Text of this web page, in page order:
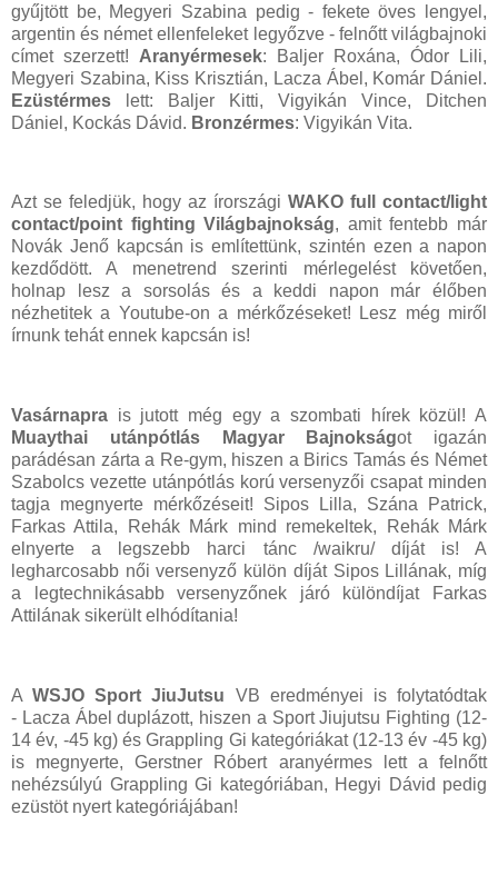
gyűjtött be, Megyeri Szabina pedig - fekete öves lengyel,
argentin és német ellenfeleket legyőzve - felnőtt világbajnoki
címet szerzett! Aranyérmesek: Baljer Roxána, Ódor Lili,
Megyeri Szabina, Kiss Krisztián, Lacza Ábel, Komár Dániel.
Ezüstérmes lett: Baljer Kitti, Vigyikán Vince, Ditchen
Dániel, Kockás Dávid. Bronzérmes: Vigyikán Vita.
Azt se feledjük, hogy az írországi WAKO full contact/light
contact/point fighting Világbajnokság, amit fentebb már
Novák Jenő kapcsán is említettünk, szintén ezen a napon
kezdődött. A menetrend szerinti mérlegelést követően,
holnap lesz a sorsolás és a keddi napon már élőben
nézhetitek a Youtube-on a mérkőzéseket! Lesz még miről
írnunk tehát ennek kapcsán is!
Vasárnapra is jutott még egy a szombati hírek közül! A
Muaythai utánpótlás Magyar Bajnokságot igazán
parádésan zárta a Re-gym, hiszen a Birics Tamás és Német
Szabolcs vezette utánpótlás korú versenyzői csapat minden
tagja megnyerte mérkőzéseit! Sipos Lilla, Szána Patrick,
Farkas Attila, Rehák Márk mind remekeltek, Rehák Márk
elnyerte a legszebb harci tánc /waikru/ díját is! A
legharcosabb női versenyző külön díját Sipos Lillának, míg
a legtechnikásabb versenyzőnek járó különdíjat Farkas
Attilának sikerült elhódítania!
AWSJO Sport JiuJutsu VB eredményei is folytatódtak
- Lacza Ábel duplázott, hiszen a Sport Jiujutsu Fighting (12-
14 év, -45 kg) és Grappling Gi kategóriákat (12-13 év -45 kg)
is megnyerte, Gerstner Róbert aranyérmes lett a felnőtt
nehézsúlyú Grappling Gi kategóriában, Hegyi Dávid pedig
ezüstöt nyert kategóriájában!